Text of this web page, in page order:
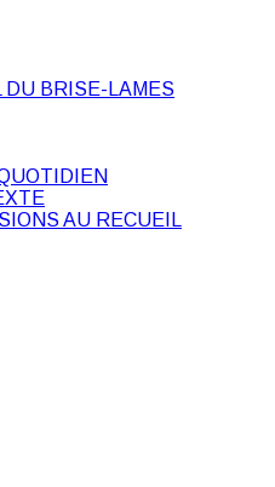
DU BRISE-LAMES
AU RECUEIL